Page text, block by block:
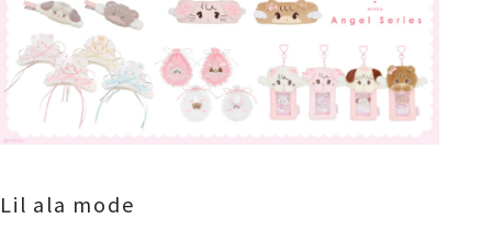
Lil ala mode